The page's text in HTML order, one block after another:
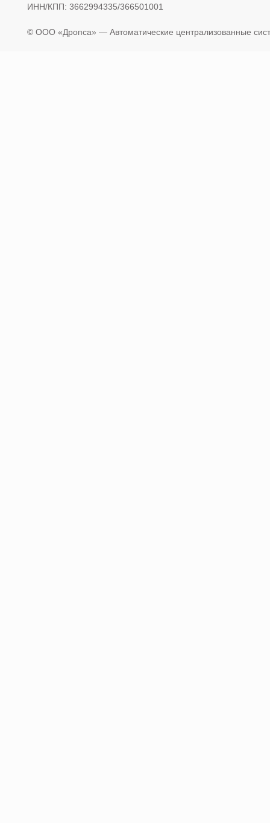
ИНН/КПП: 3662994335/366501001
© OOO «Дропса» — Автоматические централизованные